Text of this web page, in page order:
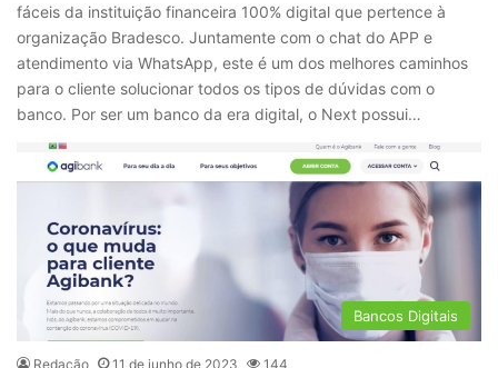
fáceis da instituição financeira 100% digital que pertence à
organização Bradesco. Juntamente com o chat do APP e
atendimento via WhatsApp, este é um dos melhores caminhos
para o cliente solucionar todos os tipos de dúvidas com o
banco. Por ser um banco da era digital, o Next possui…
Bancos Digitais
Redação 11 de junho de 2023 144